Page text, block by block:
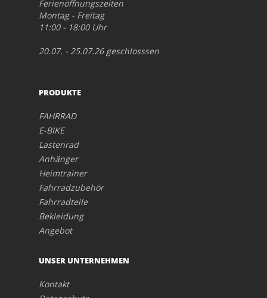
Ferienöffnungszeiten
Montag - Freitag
11:00 - 18:00 Uhr
20.07. - 25.07.26 geschlosssen
PRODUKTE
FAHRRAD
E-BIKE
Lastenrad
Anhänger
Heimtrainer
Fahrradzubehör
Fahrradteile
Bekleidung
Angebot
UNSER UNTERNEHMEN
Kontakt